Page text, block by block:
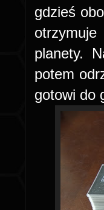
gdzieś
planety.
potem
gotowi do